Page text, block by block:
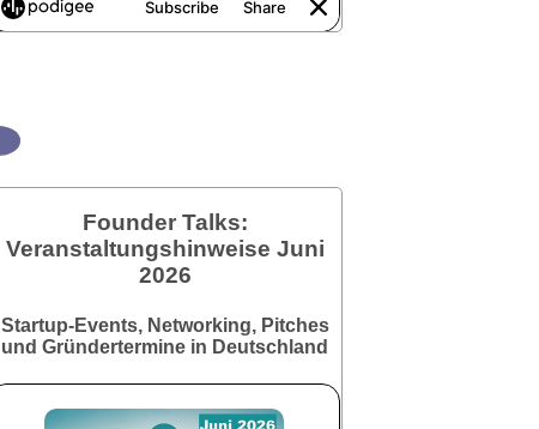
Founder Talks:
Veranstaltungshinweise Juni
2026
Startup-Events, Networking, Pitches
und Gründertermine in Deutschland